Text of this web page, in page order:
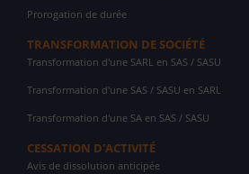
Prorogation de durée
TRANSFORMATION DE SOCIÉTÉ
Transformation d'une SARL en SAS / SASU
Transformation d'une SAS / SASU en SARL
Transformation d'une SA en SAS / SASU
CESSATION D'ACTIVITÉ
Avis de dissolution anticipée